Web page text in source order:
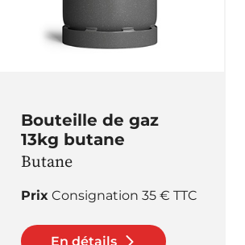
Bouteille de gaz
13kg butane
Butane
Prix Consignation 35 € TTC
En détails